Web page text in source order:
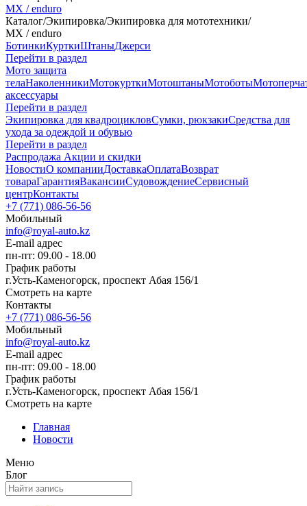
MX / enduro
Каталог/Экипировка/Экипировка для мототехники/
MX / enduro
БотинкиКурткиШтаныДжерси
Перейти в раздел
Мото защита
телаНаколенникиМотокурткиМотоштаныМотоботы
аксессуары
Перейти в раздел
Экипировка для квадроцикловСумки, рюкзакиСредства для
ухода за одеждой и обувью
Перейти в раздел
Распродажа Акции и скидки
НовостиО компанииДоставкаОплатаВозврат
товараГарантияВакансииСудовождениеСервисный
центрКонтакты
+7 (771) 086-56-56
Мобильный
info@royal-auto.kz
E-mail адрес
пн-пт: 09.00 - 18.00
График работы
г.Усть-Каменогорск, проспект Абая 156/1
Смотреть на карте
Контакты
+7 (771) 086-56-56
Мобильный
info@royal-auto.kz
E-mail адрес
пн-пт: 09.00 - 18.00
График работы
г.Усть-Каменогорск, проспект Абая 156/1
Смотреть на карте
Главная
Новости
Меню
Блог